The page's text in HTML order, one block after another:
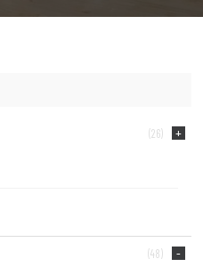
(26)
(48)